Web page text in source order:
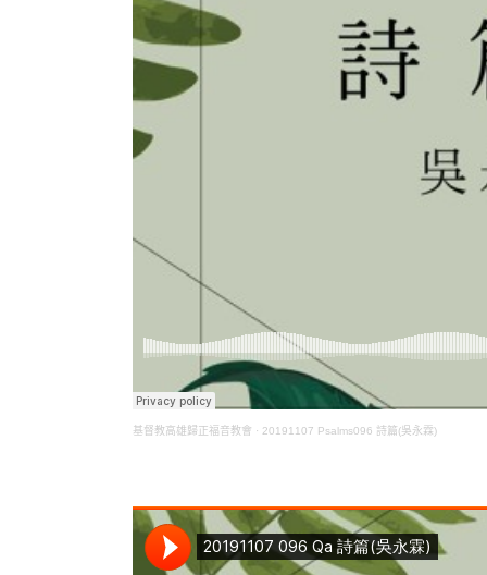
基督教高雄歸正福音教會 · 20191107 Psalms096 詩篇(吳永霖)